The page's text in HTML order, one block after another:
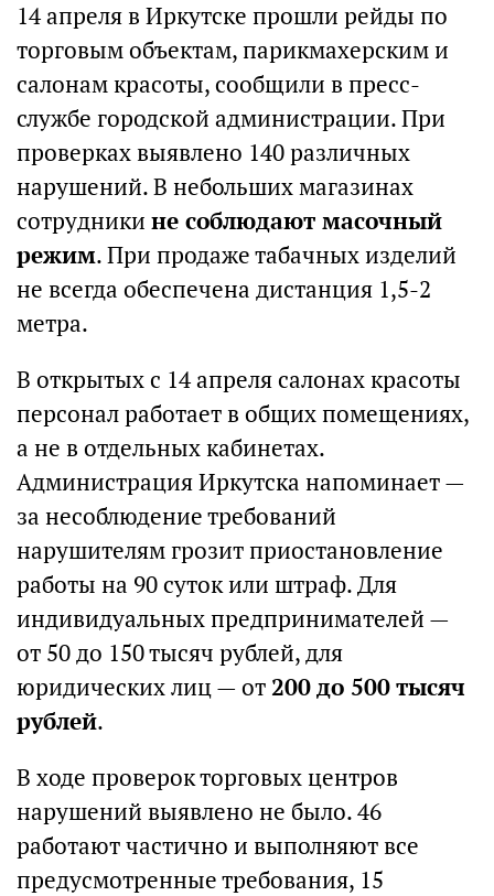
14 апреля в Иркутске прошли рейды по
торговым объектам, парикмахерским и
салонам красоты, сообщили в пресс-
службе городской администрации. При
проверках выявлено 140 различных
нарушений. В небольших магазинах
сотрудники не соблюдают масочный
режим. При продаже табачных изделий
не всегда обеспечена дистанция 1,5-2
метра.
В открытых с 14 апреля салонах красоты
персонал работает в общих помещениях,
а не в отдельных кабинетах.
Администрация Иркутска напоминает —
за несоблюдение требований
нарушителям грозит приостановление
работы на 90 суток или штраф. Для
индивидуальных предпринимателей —
от 50 до 150 тысяч рублей, для
юридических лиц — от200 до 500 тысяч
рублей.
В ходе проверок торговых центров
нарушений выявлено не было. 46
работают частично и выполняют все
предусмотренные требования, 15